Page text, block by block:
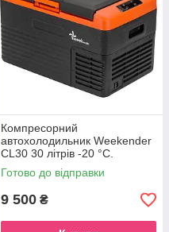
Компресорний
автохолодильник Weekender
CL30 30 літрів -20 °C.
Живлення 12, 24, 220 в
Готово до відправки
9 500 ₴